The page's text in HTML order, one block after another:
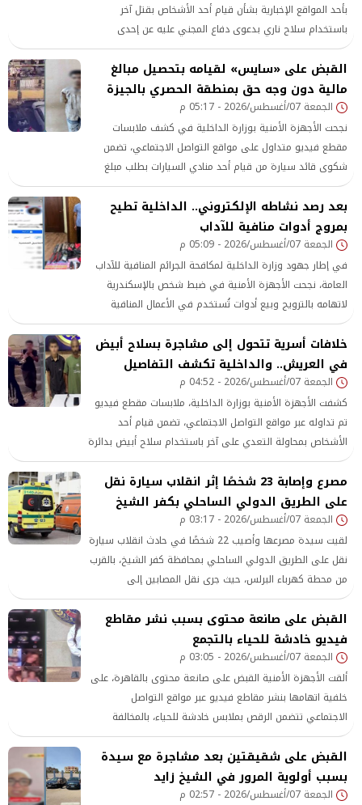
بأحد المواقع الإخبارية بشأن قيام أحد الأشخاص بقتل آخر
باستخدام سلاح ناري بدعوى دفاع المجني عليه عن إحدى
السيدات بدائرة قسم شرطة الخصوص بمحافظة القليوبية.
القبض على «سايس» لقيامه بتحصيل مبالغ
مالية دون وجه حق بمنطقة الحصري بالجيزة
الجمعة 07/أغسطس/2026 - 05:17 م
نجحت الأجهزة الأمنية بوزارة الداخلية في كشف ملابسات
مقطع فيديو متداول على مواقع التواصل الاجتماعي، تضمن
شكوى قائد سيارة من قيام أحد منادي السيارات بطلب مبلغ
مالي منه مقابل السماح له بإيقاف سيارته بمنطقة الحصري
بمحافظة الجيزة، دون وجه حق.
بعد رصد نشاطه الإلكتروني.. الداخلية تطيح
بمروج أدوات منافية للآداب
الجمعة 07/أغسطس/2026 - 05:09 م
في إطار جهود وزارة الداخلية لمكافحة الجرائم المنافية للآداب
العامة، نجحت الأجهزة الأمنية في ضبط شخص بالإسكندرية
لاتهامه بالترويج وبيع أدوات تُستخدم في الأعمال المنافية
للآداب عبر مواقع التواصل الاجتماعي مقابل مبالغ مالية.
خلافات أسرية تتحول إلى مشاجرة بسلاح أبيض
في العريش.. والداخلية تكشف التفاصيل
الجمعة 07/أغسطس/2026 - 04:52 م
كشفت الأجهزة الأمنية بوزارة الداخلية، ملابسات مقطع فيديو
تم تداوله عبر مواقع التواصل الاجتماعي، تضمن قيام أحد
الأشخاص بمحاولة التعدي على آخر باستخدام سلاح أبيض بدائرة
قسم شرطة أول العريش بمحافظة شمال سيناء.
مصرع وإصابة 23 شخصًا إثر انقلاب سيارة نقل
على الطريق الدولي الساحلي بكفر الشيخ
الجمعة 07/أغسطس/2026 - 03:17 م
لقيت سيدة مصرعها وأصيب 22 شخصًا في حادث انقلاب سيارة
نقل على الطريق الدولي الساحلي بمحافظة كفر الشيخ، بالقرب
من محطة كهرباء البرلس، حيث جرى نقل المصابين إلى
مستشفى برج البرلس المركزي لتلقي الإسعافات والرعاية
الطبية اللازمة
القبض على صانعة محتوى بسبب نشر مقاطع
فيديو خادشة للحياء بالتجمع
الجمعة 07/أغسطس/2026 - 03:05 م
ألقت الأجهزة الأمنية القبض على صانعة محتوى بالقاهرة، على
خلفية اتهامها بنشر مقاطع فيديو عبر مواقع التواصل
الاجتماعي تتضمن الرقص بملابس خادشة للحياء، بالمخالفة
للقيم المجتمعية
القبض على شقيقتين بعد مشاجرة مع سيدة
بسبب أولوية المرور في الشيخ زايد
الجمعة 07/أغسطس/2026 - 02:57 م